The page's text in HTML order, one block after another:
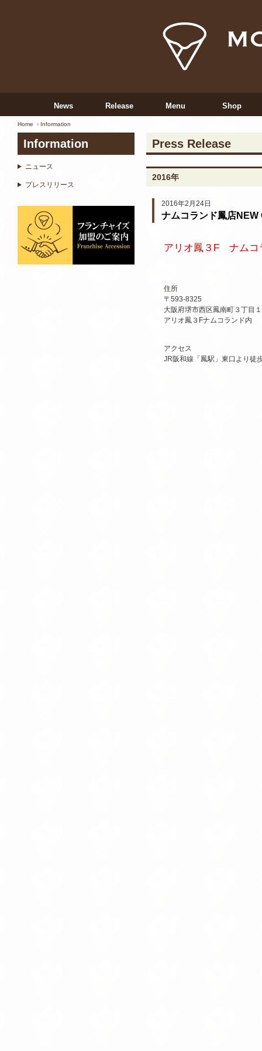
News Release Menu Shop
Home Information
Information
ニュース
プレスリリース
Press Release
2016年
2016年2月24日
ナムコランド鳳店NEW
アリオ鳳３F ナムコ
住所
〒593-8325
大阪府堺市西区鳳南町３丁目
アリオ鳳３Fナムコランド内
アクセス
JR阪和線「鳳駅」東口より徒